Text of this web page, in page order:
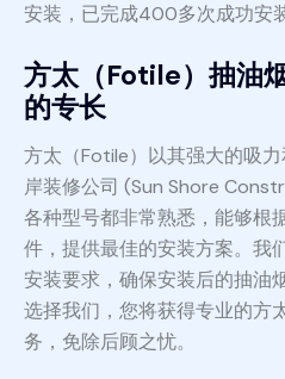
安装，已完成400多次成功安装
方太（Fotile）抽油
的专长
方太（Fotile）以其强大的吸
岸装修公司 (Sun Shore
各种型号都非常熟悉，能够根
件，提供最佳的安装方案。我
安装要求，确保安装后的抽油
选择我们，您将获得专业的方
务，免除后顾之忧。